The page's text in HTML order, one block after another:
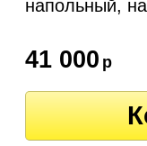
напольный,
41 000 р